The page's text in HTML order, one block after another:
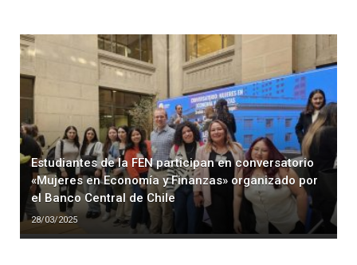
Estudiantes de la FEN participan en conversatorio
«Mujeres en Economía y Finanzas» organizado por
el Banco Central de Chile
28/03/2025